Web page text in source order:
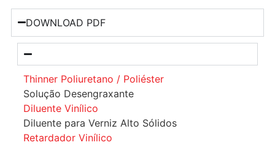
DOWNLOAD PDF
Thinner Poliuretano / Poliéster
Solução Desengraxante
Diluente Vinílico
Diluente para Verniz Alto Sólidos
Retardador Vinílico